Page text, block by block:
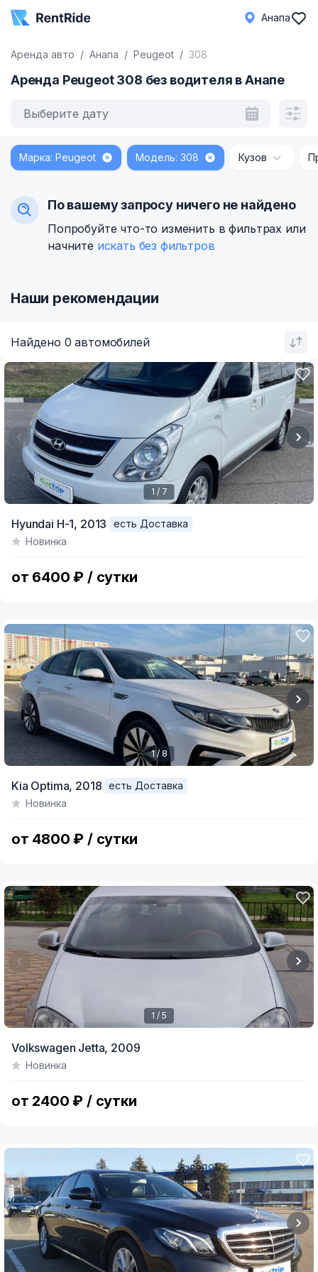
Анапа
Аренда авто Анапа Peugeot 308
Аренда Peugeot 308 без водителя в Анапе
Выберите дату
Марка: Peugeot Модель: 308 Кузов
Найдено 0 автомобилей
По вашему запросу ничего не найдено
Попробуйте что-то изменить в фильтрах или
начните искать без фильтров
Наши рекомендации
of
1 / 7
Hyundai H-1, 2013
есть Доставка
Новинка
от 6400 ₽ / сутки
of
1 / 8
Kia Optima, 2018
есть Доставка
Новинка
от 4800 ₽ / сутки
of
1 / 5
Volkswagen Jetta, 2009
Новинка
от 2400 ₽ / сутки